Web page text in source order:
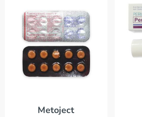
Metoject